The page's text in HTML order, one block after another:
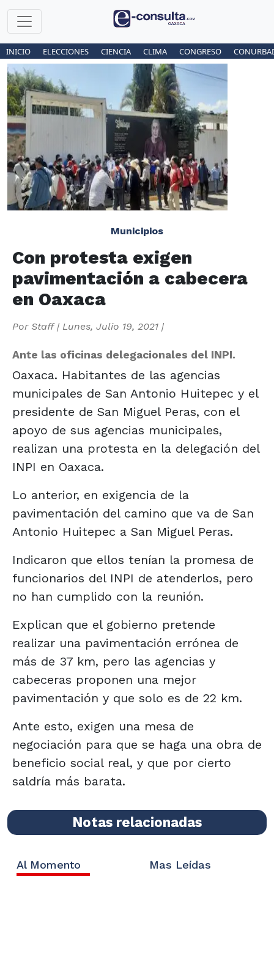
INICIO ELECCIONES CIENCIA CLIMA CONGRESO
Municipios
Con protesta exigen
pavimentación a cabecera
en Oaxaca
Por Staff| Lunes, Julio 19, 2021 |
Ante las oficinas delegacionales del INPI.
Oaxaca. Habitantes de las agencias
municipales de San Antonio Huitepec y el
presidente de San Miguel Peras, con el
apoyo de sus agencias municipales,
realizan una protesta en la delegación del
INPI en Oaxaca.
Lo anterior, en exigencia de la
pavimentación del camino que va de San
Antonio Huitepec a San Miguel Peras.
Indicaron que ellos tenían la promesa de
funcionarios del INPI de atenderlos, pero
no han cumplido con la reunión.
Explican que el gobierno pretende
realizar una pavimentación errónea de
más de 37 km, pero las agencias y
cabeceras proponen una mejor
pavimentación y que solo es de 22 km.
Ante esto, exigen una mesa de
negociación para que se haga una obra de
beneficio social real, y que por cierto
saldría más barata.
Notas relacionadas
Al Momento Mas Leídas